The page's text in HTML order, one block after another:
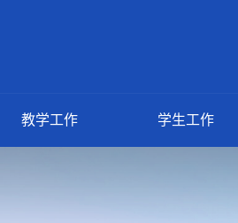
教学工作 学生工作